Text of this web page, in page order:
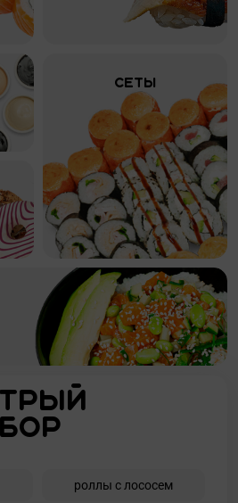
Сеты
роллы с лососем